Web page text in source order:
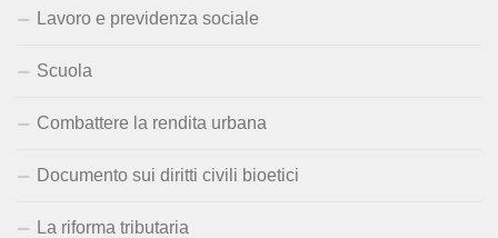
Lavoro e previdenza sociale
Scuola
Combattere la rendita urbana
Documento sui diritti civili bioetici
La riforma tributaria